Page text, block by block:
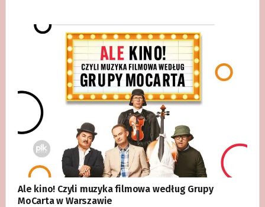
Ale kino! Czyli muzyka filmowa według Grupy
MoCarta w Warszawie